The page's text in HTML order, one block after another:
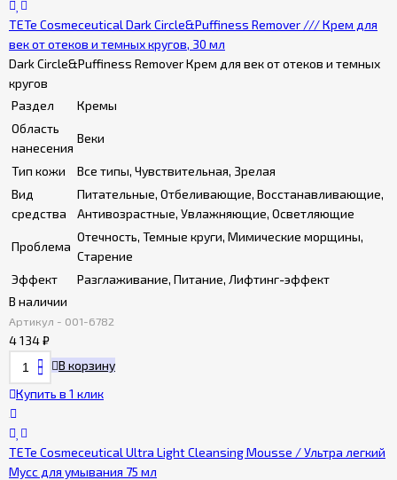
TETe Cosmeceutical Dark Circle&Puffiness Remover /// Крем для
век от отеков и темных кругов, 30 мл
Dark Circle&Puffiness Remover Крем для век от отеков и темных
кругов
Раздел
Кремы
Область
нанесения
Веки
Тип кожи
Все типы, Чувствительная, Зрелая
Вид
средства
Питательные, Отбеливающие, Восстанавливающие,
Антивозрастные, Увлажняющие, Осветляющие
Проблема
Отечность, Темные круги, Мимические морщины,
Старение
Эффект
Разглаживание, Питание, Лифтинг-эффект
В наличии
Артикул - 001-6782
4 134₽
В корзину
Купить в 1 клик
TETe Cosmeceutical Ultra Light Cleansing Mousse / Ультра легкий
Мусс для умывания 75 мл